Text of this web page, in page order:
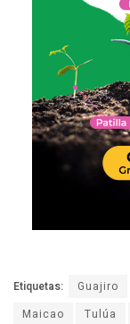
Etiquetas: Guajiro
Maicao
Tulúa